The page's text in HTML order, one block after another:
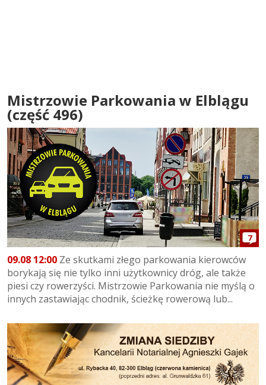
Mistrzowie Parkowania w Elblągu
(część 496)
7
09.08 12:00 Ze skutkami złego parkowania kierowców
borykają się nie tylko inni użytkownicy dróg, ale także
piesi czy rowerzyści. Mistrzowie Parkowania nie myślą o
innych zastawiając chodnik, ścieżkę rowerową lub...